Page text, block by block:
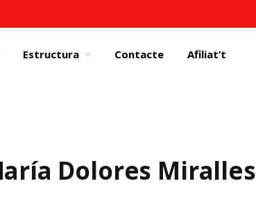
Estructura Contacte Afiliat’t
Dolores Miralles